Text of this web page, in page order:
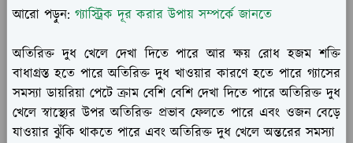
আরো পড়ুন: গ্যাস্ট্রিক দূর করার উপায় সম্পর্কে জানতে
অতিরিক্ত দুধ খেলে দেখা দিতে পারে আর ক্ষয় রোধ হজম শক্তি
বাধাগ্রস্ত হতে পারে অতিরিক্ত দুধ খাওয়ার কারণে হতে পারে গ্যাসের
সমস্যা ডায়রিয়া পেটে ক্রাম বেশি বেশি দেখা দিতে পারে অতিরিক্ত দুধ
খেলে স্বাস্থ্যের উপর অতিরিক্ত প্রভাব ফেলতে পারে এবং ওজন বেড়ে
যাওয়ার ঝুঁকি থাকতে পারে এবং অতিরিক্ত দুধ খেলে অন্তরের সমস্যা